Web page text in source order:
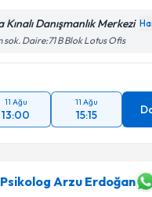
Danışmanlık Merkezi
sok. Daire:71 B Blok Lotus Ofis
11 Ağu
13:00
11 Ağu
15:15
Arzu Erdoğan